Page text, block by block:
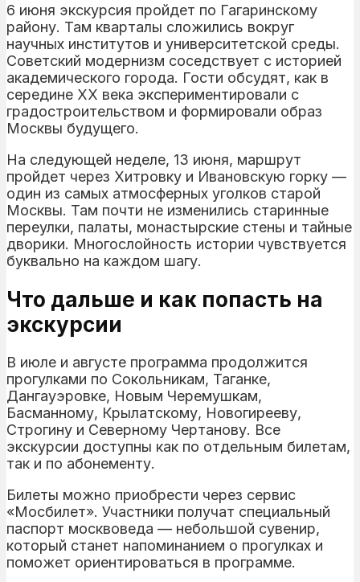
6 июня экскурсия пройдет по Гагаринскому
району. Там кварталы сложились вокруг
научных институтов и университетской среды.
Советский модернизм соседствует с историей
академического города. Гости обсудят, как в
середине XX века экспериментировали с
градостроительством и формировали образ
Москвы будущего.
На следующей неделе, 13 июня, маршрут
пройдет через Хитровку и Ивановскую горку —
один из самых атмосферных уголков старой
Москвы. Там почти не изменились старинные
переулки, палаты, монастырские стены и тайные
дворики. Многослойность истории чувствуется
буквально на каждом шагу.
Что дальше и как попасть на
экскурсии
В июле и августе программа продолжится
прогулками по Сокольникам, Таганке,
Дангауэровке, Новым Черемушкам,
Басманному, Крылатскому, Новогирееву,
Строгину и Северному Чертанову. Все
экскурсии доступны как по отдельным билетам,
так и по абонементу.
Билеты можно приобрести через сервис
«Мосбилет». Участники получат специальный
паспорт москвоведа — небольшой сувенир,
который станет напоминанием о прогулках и
поможет ориентироваться в программе.